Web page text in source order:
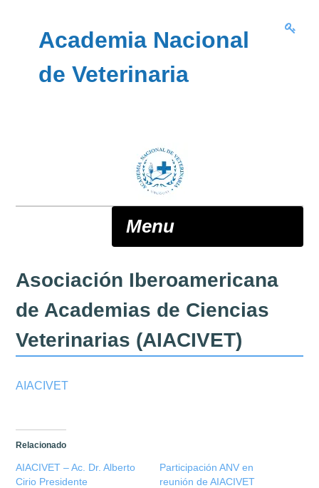
Academia Nacional
de Veterinaria
Menu
ANV
Misión
Directiva
Relaciones
Asociación Iberoamericana
de Academias de Ciencias
Veterinarias (AIACIVET)
AIACIVET
Relacionado
AIACIVET – Ac. Dr. Alberto
Cirio Presidente
Participación ANV en
reunión de AIACIVET